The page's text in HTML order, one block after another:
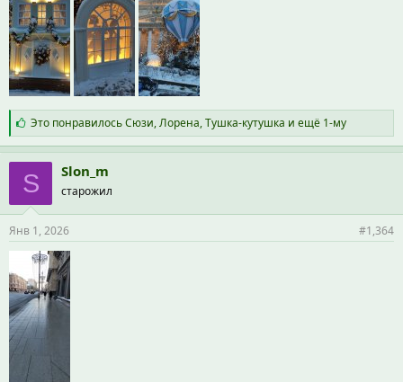
С
и
м
п
а
т
и
:
Это понравилосьСюзи,Лорена,Тушка-кутушка и ещё 1-му
S Slon_m
старожил
Янв 1, 2026 #1,364